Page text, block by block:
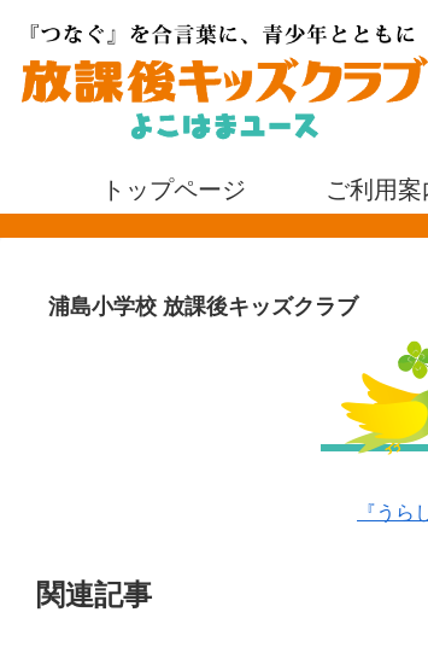
トップページ ご利用案
浦島小学校 放課後キッズクラブ
『うら
関連記事